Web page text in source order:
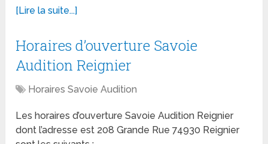
[Lire la suite...]
Horaires d’ouverture Savoie
Audition Reignier
Horaires Savoie Audition
Les horaires d’ouverture Savoie Audition Reignier
dont l’adresse est 208 Grande Rue 74930 Reignier